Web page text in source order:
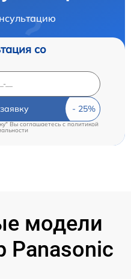
со
Вы соглашаетесь cполитикой
модели
Panasonic